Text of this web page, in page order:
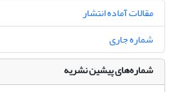
مقالات آماده انتشار
شماره جاری
شماره‌های پیشین نشریه